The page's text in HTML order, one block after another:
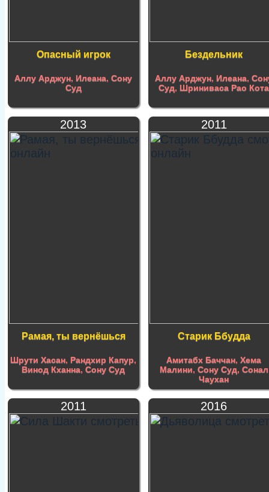
Опасный игрок
Аллу Арджун,Илеана,Сону
Суд
Бездельник
Аллу Арджун,Илеана,
Суд,Шриниваса Рао Кота
2013
Рамая, ты вернёшься
Шрути Хасан,Рандхир Капур,
Винод Кханна,Сону Суд
2011
Старик Ббудда
Амитабх Баччан,Хема
Малини, Сону Суд, Сонал
Чаухан
2011 2016